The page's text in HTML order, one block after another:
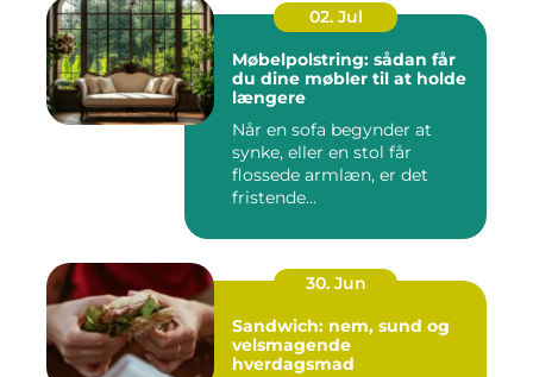
02. Jul
Møbelpolstring: sådan får
du dine møbler til at holde
længere
Når en sofa begynder at
synke, eller en stol får
flossede armlæn, er det
fristende...
30. Jun
Sandwich: nem, sund og
velsmagende
hverdagsmad